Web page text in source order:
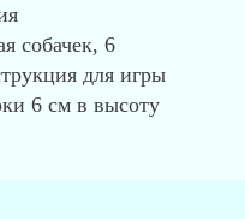
собачек, 6
для игры
6 см в высоту